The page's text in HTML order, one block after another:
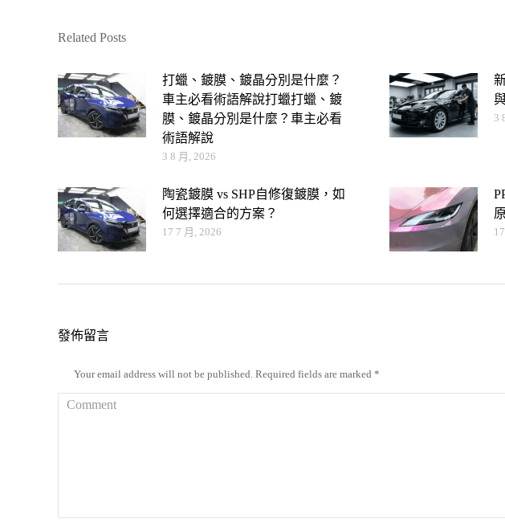
Related Posts
打蠟、鍍膜、鍍晶分別是什麼？
車主必看術語解說打蠟打蠟、鍍
膜、鍍晶分別是什麼？車主必看
術語解說
3 8 月, 2026
3
陶瓷鍍膜 vs SHP自修復鍍膜，如
何選擇適合的方案？
17 7 月, 2026
發佈留言
Your email address will not be published. Required fields are marked *
Comment